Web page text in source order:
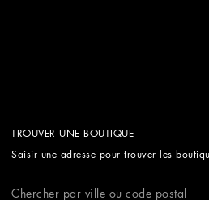
TROUVER UNE BOUTIQUE
Saisir une adresse pour trouver les